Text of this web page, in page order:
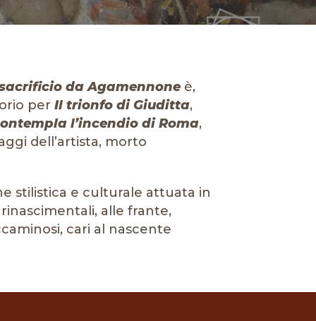
da Agamennoneè,
per Il trionfo di Giuditta,
l’incendio di Roma,
dell’artista, morto
stilistica e culturale attuata in
alle frante,
cari al nascente